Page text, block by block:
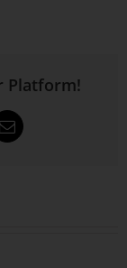
Platform!
Email